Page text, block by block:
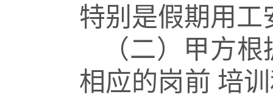
特别是假期用工
（二）甲方
相应的岗前 培